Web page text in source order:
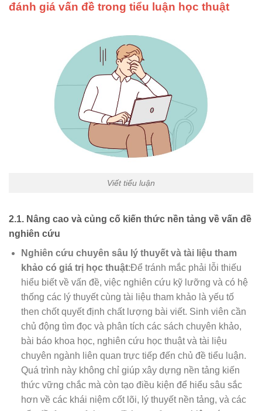
đánh giá vấn đề trong tiểu luận học thuật
Viết tiểu luận
2.1. Nâng cao và củng cố kiến thức nền tảng về vấn đề
nghiên cứu
Nghiên cứu chuyên sâu lý thuyết và tài liệu tham
khảo có giá trị học thuật:Để tránh mắc phải lỗi thiếu
hiểu biết về vấn đề, việc nghiên cứu kỹ lưỡng và có hệ
thống các lý thuyết cùng tài liệu tham khảo là yếu tố
then chốt quyết định chất lượng bài viết. Sinh viên cần
chủ động tìm đọc và phân tích các sách chuyên khảo,
bài báo khoa học, nghiên cứu học thuật và tài liệu
chuyên ngành liên quan trực tiếp đến chủ đề tiểu luận.
Quá trình này không chỉ giúp xây dựng nền tảng kiến
thức vững chắc mà còn tạo điều kiện để hiểu sâu sắc
hơn về các khái niệm cốt lõi, lý thuyết nền tảng, và các